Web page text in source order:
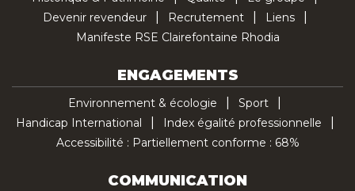
Devenir revendeur
Recrutement
Liens
Manifeste RSE Clairefontaine Rhodia
ENGAGEMENTS
Environnement & écologie
Sport
Handicap International
Index égalité professionnelle
Accessibilité : Partiellement conforme : 68%
COMMUNICATION